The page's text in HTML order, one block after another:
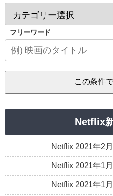
フリーワード
Netflix
Netflix 2021年2
Netflix 2021年1
Netflix 2021年1